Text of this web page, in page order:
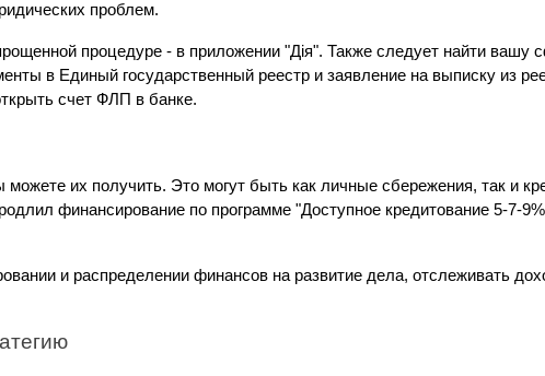
проблем.
процедуре - в приложении "Дія". Также следует найти
в Единый государственный реестр и заявление на выписку из
счет ФЛП в банке.
их получить. Это могут быть как личные сбережения, так и
финансирование по программе "Доступное кредитование 5-7-
и распределении финансов на развитие дела, отслеживать